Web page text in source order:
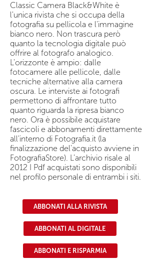
Classic Camera Black&White è
l'unica rivista che si occupa della
fotografia su pellicola e l'immagine
bianco nero. Non trascura però
quanto la tecnologia digitale può
offrire al fotografo analogico.
L'orizzonte è ampio: dalle
fotocamere alle pellicole, dalle
tecniche alternative alla camera
oscura. Le interviste ai fotografi
permettono di affrontare tutto
quanto riguarda la ripresa bianco
nero. Ora è possibile acquistare
fascicoli e abbonamenti direttamente
all'interno di Fotografia.it (la
finalizzazione del'acquisto avviene in
FotografiaStore). L’archivio risale al
2012 I Pdf acquistati sono disponibili
nel profilo personale di entrambi i siti.
ABBONATI ALLA RIVISTA
ABBONATI AL DIGITALE
ABBONATI E RISPARMIA